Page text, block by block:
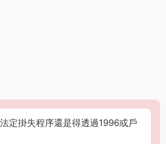
定掛失程序還是得透過1996或戶